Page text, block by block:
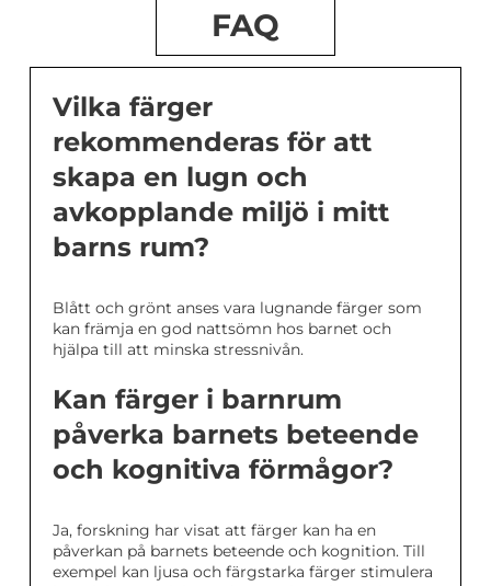
FAQ
Vilka färger
rekommenderas för att
skapa en lugn och
avkopplande miljö i mitt
barns rum?
Blått och grönt anses vara lugnande färger som
kan främja en god nattsömn hos barnet och
hjälpa till att minska stressnivån.
Kan färger i barnrum
påverka barnets beteende
och kognitiva förmågor?
Ja, forskning har visat att färger kan ha en
påverkan på barnets beteende och kognition. Till
exempel kan ljusa och färgstarka färger stimulera